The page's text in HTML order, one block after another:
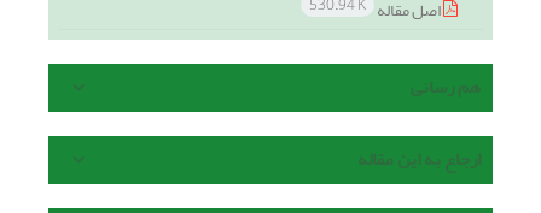
اصل مقاله
هم رسانی
ارجاع به این مقاله